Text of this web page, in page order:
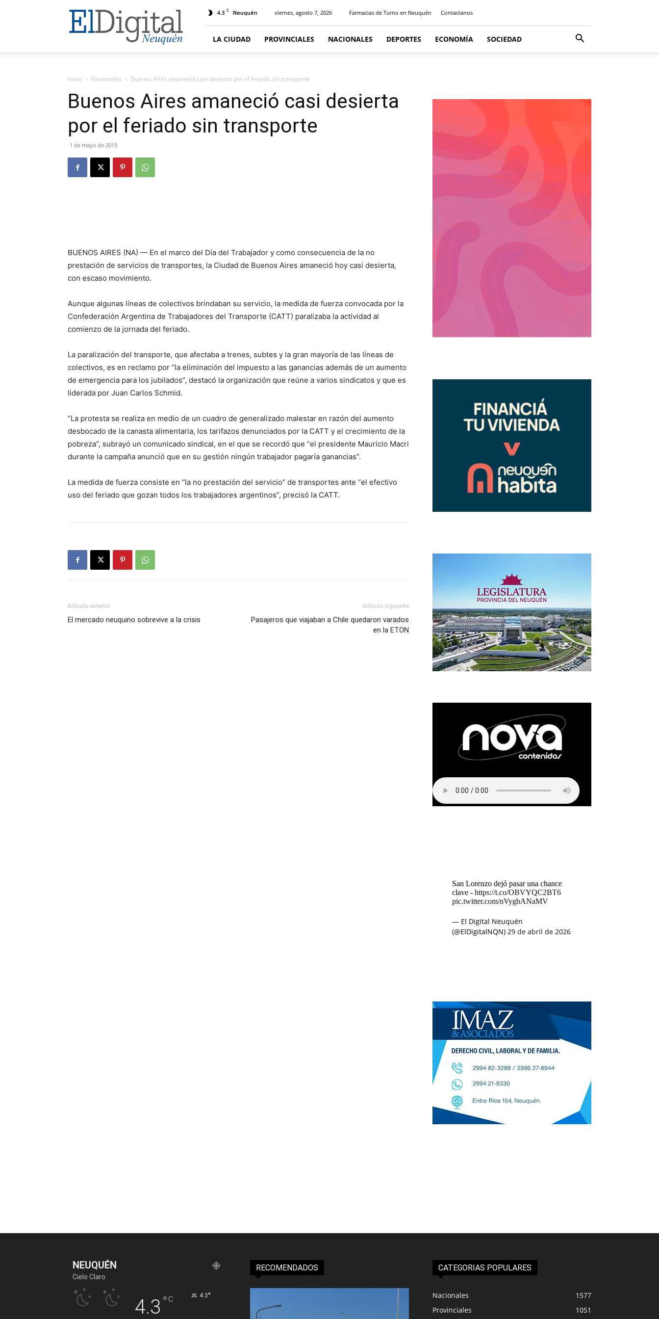
El
Digital
Neuquen
4.3 C Neuquén viernes, agosto 7, 2026 Farmacias de Turno en Neuquén Contactanos
LA CIUDAD PROVINCIALES NACIONALES DEPORTES ECONOMÍA SOCIEDAD
Inicio Nacionales Buenos Aires amaneció casi desierta por el feriado sin transporte
Buenos Aires amaneció casi desierta
por el feriado sin transporte
1 de mayo de 2019
BUENOS AIRES (NA) — En el marco del Día del Trabajador y como consecuencia de la no
prestación de servicios de transportes, la Ciudad de Buenos Aires amaneció hoy casi desierta,
con escaso movimiento.
Aunque algunas líneas de colectivos brindaban su servicio, la medida de fuerza convocada por la
Confederación Argentina de Trabajadores del Transporte (CATT) paralizaba la actividad al
comienzo de la jornada del feriado.
La paralización del transporte, que afectaba a trenes, subtes y la gran mayoría de las líneas de
colectivos, es en reclamo por “la eliminación del impuesto a las ganancias además de un aumento
de emergencia para los jubilados”, destacó la organización que reúne a varios sindicatos y que es
liderada por Juan Carlos Schmid.
“La protesta se realiza en medio de un cuadro de generalizado malestar en razón del aumento
desbocado de la canasta alimentaria, los tarifazos denunciados por la CATT y el crecimiento de la
pobreza”, subrayó un comunicado sindical, en el que se recordó que “el presidente Mauricio Macri
durante la campaña anunció que en su gestión ningún trabajador pagaría ganancias”.
La medida de fuerza consiste en “la no prestación del servicio” de transportes ante “el efectivo
uso del feriado que gozan todos los trabajadores argentinos”, precisó la CATT.
Artículo anterior
El mercado neuquino sobrevive a la crisis
Artículo siguiente
Pasajeros que viajaban a Chile quedaron varados
en la ETON
San Lorenzo dejó pasar una chance
clave - https://t.co/OBVYQC2BT6
pic.twitter.com/nVygbANaMV
— El Digital Neuquén
(@ElDigitalNQN) 29 de abril de 2026
NEUQUÉN
Cielo Claro
4.3 °C 4.3°
RECOMENDADOS CATEGORIAS POPULARES
Nacionales
1577
Provinciales
1051